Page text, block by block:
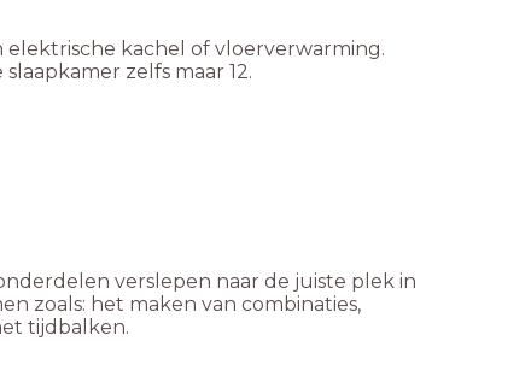
kachel of vloerverwarming.
zelfs maar 12.
verslepen naar de juiste plek in
zoals: het maken van combinaties,
tijdbalken.